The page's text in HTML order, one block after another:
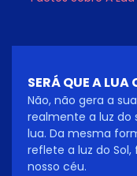
SERÁ QUE A LUA
Não, não gera a
realmente a luz do
lua. Da mesma
reflete a luz do
nosso céu.